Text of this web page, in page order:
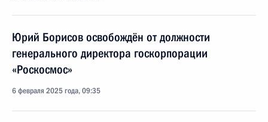
Юрий Борисов освобождён от должности
генерального директора госкорпорации
«Роскосмос»
6 февраля 2025 года, 09:35